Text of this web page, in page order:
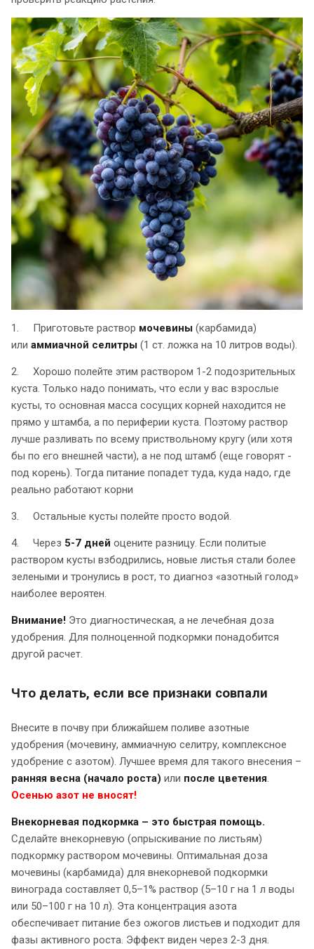
1. Приготовьте раствор мочевины (карбамида)
или аммиачной селитры (1 ст. ложка на 10 литров воды).
2. Хорошо полейте этим раствором 1-2 подозрительных
куста. Только надо понимать, что если у вас взрослые
кусты, то основная масса сосущих корней находится не
прямо у штамба, а по периферии куста. Поэтому раствор
лучше разливать по всему приствольному кругу (или хотя
бы по его внешней части), а не под штамб (еще говорят -
под корень). Тогда питание попадет туда, куда надо, где
реально работают корни
3. Остальные кусты полейте просто водой.
4. Через 5-7 дней оцените разницу. Если политые
раствором кусты взбодрились, новые листья стали более
зелеными и тронулись в рост, то диагноз «азотный голод»
наиболее вероятен.
Внимание! Это диагностическая, а не лечебная доза
удобрения. Для полноценной подкормки понадобится
другой расчет.
Что делать, если все признаки совпали
Внесите в почву при ближайшем поливе азотные
удобрения (мочевину, аммиачную селитру, комплексное
удобрение с азотом). Лучшее время для такого внесения –
ранняя весна (начало роста) или после цветения.
Осенью азот не вносят!
Внекорневая подкормка – это быстрая помощь.
Сделайте внекорневую (опрыскивание по листьям)
подкормку раствором мочевины. Оптимальная доза
мочевины (карбамида) для внекорневой подкормки
винограда составляет 0,5–1% раствор (5–10 г на 1 л воды
или 50–100 г на 10 л). Эта концентрация азота
обеспечивает питание без ожогов листьев и подходит для
фазы активного роста. Эффект виден через 2-3 дня.